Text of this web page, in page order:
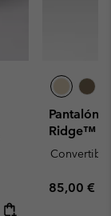
Pantalón
Ridge™
Convertible
Regular
85,00 €